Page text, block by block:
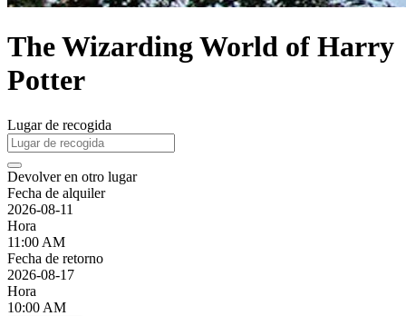
The Wizarding World of Harry
Potter
Lugar de recogida
Devolver en otro lugar
Fecha de alquiler
2026-08-11
Hora
11:00 AM
Fecha de retorno
2026-08-17
Hora
10:00 AM